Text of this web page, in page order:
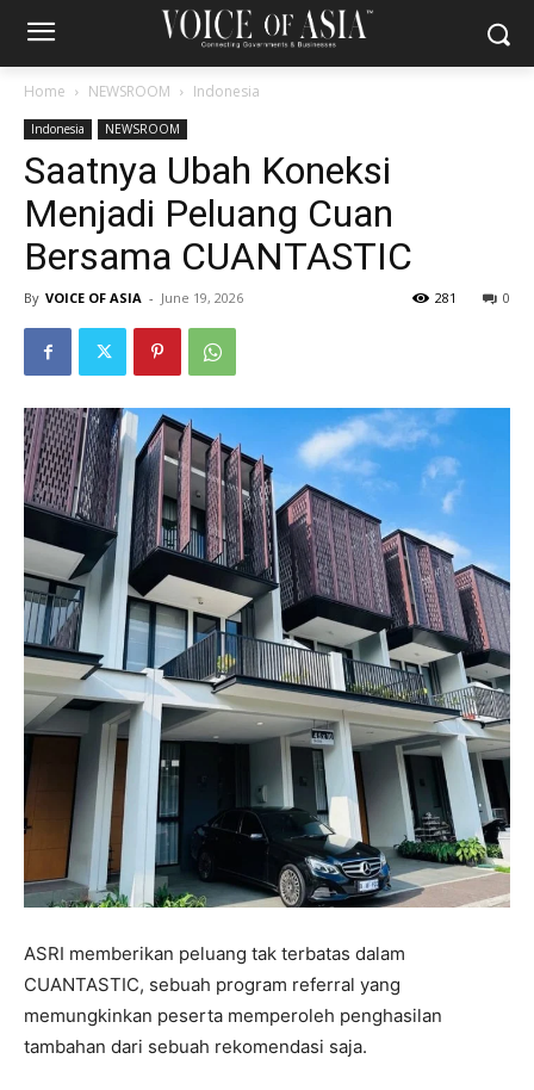
Home NEWSROOM Indonesia
Indonesia NEWSROOM
Saatnya Ubah Koneksi
Menjadi Peluang Cuan
Bersama CUANTASTIC
By VOICE OF ASIA - June 19, 2026 0
281
ASRI memberikan peluang tak terbatas dalam
CUANTASTIC, sebuah program referral yang
memungkinkan peserta memperoleh penghasilan
tambahan dari sebuah rekomendasi saja.